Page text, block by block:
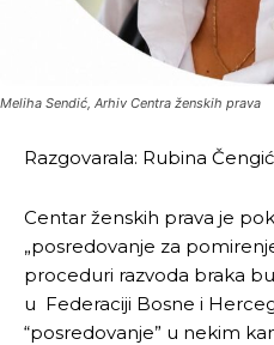
Meliha Sendić, Arhiv Centra ženskih prava
Razgovarala: Rubina Čengić
Centar ženskih prava je
„posredovanje za
proceduri razvoda braka
u Federaciji Bosne i
“posredovanje” u nekim